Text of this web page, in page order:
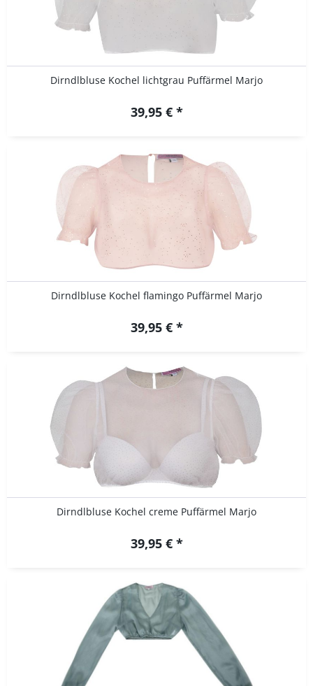
Dirndlbluse Kochel lichtgrau Puffärmel Marjo
39,95 € *
Dirndlbluse Kochel flamingo Puffärmel Marjo
39,95 € *
Dirndlbluse Kochel creme Puffärmel Marjo
39,95 € *